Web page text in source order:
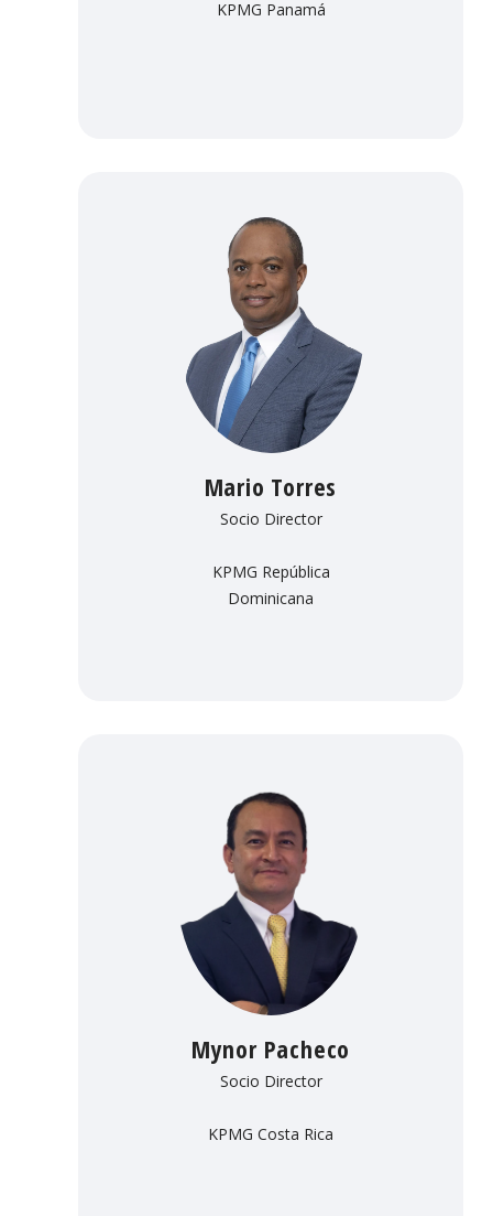
KPMG Panamá
Mario Torres
Socio Director
KPMG República
Dominicana
Mynor Pacheco
Socio Director
KPMG Costa Rica